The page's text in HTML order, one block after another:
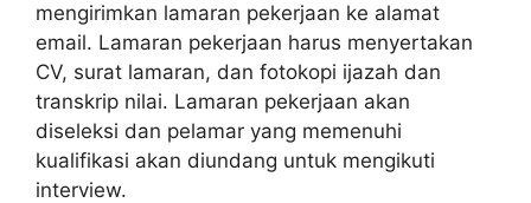
mengirimkan lamaran pekerjaan ke alamat
email. Lamaran pekerjaan harus menyertakan
CV, surat lamaran, dan fotokopi ijazah dan
transkrip nilai. Lamaran pekerjaan akan
diseleksi dan pelamar yang memenuhi
kualifikasi akan diundang untuk mengikuti
interview.